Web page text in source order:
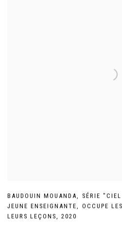
BAUDOUIN MOUANDA, SÉRIE
JEUNE ENSEIGNANTE, OCCUPE
LEURS LEÇONS,2020